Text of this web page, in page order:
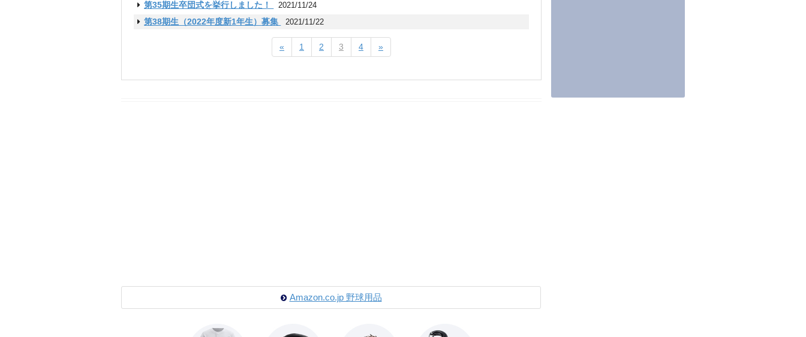
第35期生卒団式を挙行しました！
2021/11/24
第38期生（2022年度新1年生）募集
2021/11/22
« 1 2 3 4 »
Amazon.co.jp 野球用品